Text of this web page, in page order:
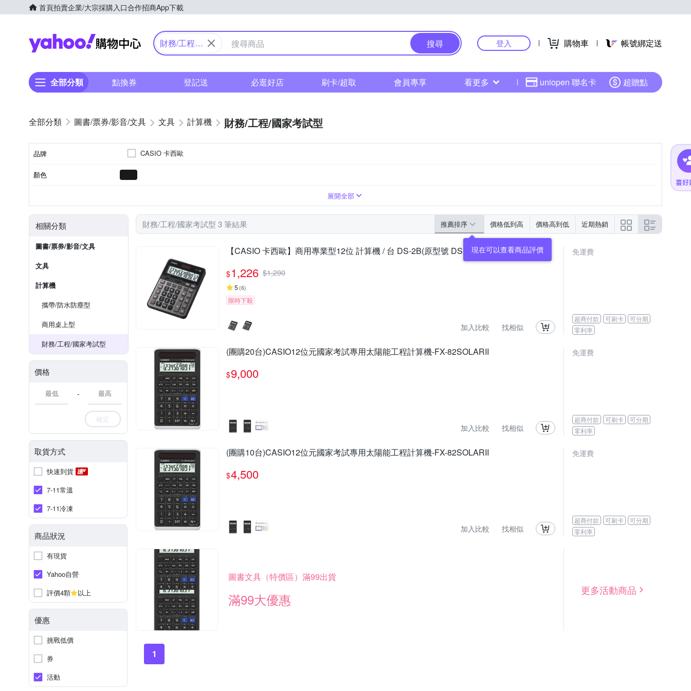
首頁拍賣企業/大宗採購入口合作招商App下載
Yahoo購物中心
財務/工程/
搜尋 登入 購物車 帳號綁定送
全部分類 點換券 登記送 必逛好店 刷卡/超取 會員專享 看更多 uniopen 聯名卡 超贈點
圖書/票券/影音/文具 文具 計算機 財務/工程/國家考試型
品牌 CASIO 卡西歐
顏色
展開全部
相關分類
圖書/票券/影音/文具
文具
計算機
攜帶/防水防塵型
商用桌上型
財務/工程/國家考試型
價格
-
確定
取貨方式
快速到貨
7-11常溫
7-11冷凍
商品狀況
有現貨
Yahoo自營
評價4顆
以上
優惠
挑戰低價
券
活動
財務/工程/國家考試型 3 筆結果 推薦排序 價格低到高 價格高到低 近期熱銷
現在可以查看商品評價
【CASIO 卡西歐】商用專業型12位 計算機 / 台 DS-2B(原型號 DS-2TS)
$1,226 $1,290
5 (6)
限時下殺
加入比較 找相似
免運費
超商付款 可刷卡
可分期
零利率
(團購20台)CASIO12位元國家考試專用太陽能工程計算機-FX-82SOLARII
$9,000
加入比較 找相似
免運費
超商付款 可刷卡
可分期
零利率
(團購10台)CASIO12位元國家考試專用太陽能工程計算機-FX-82SOLARII
$4,500
加入比較 找相似
免運費
超商付款 可刷卡
可分期
零利率
圖書文具（特價區）滿99出貨
滿99大優惠
更多活動商品
1